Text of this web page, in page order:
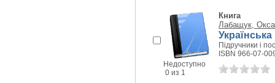
Недоступно
0 из 1
Книга
Лабащук,
Підручники і
ISBN 966-07-